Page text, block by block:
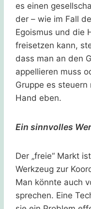
es einen
der – wie im Fall
Egoismus und die
freisetzen kann,
dass man an den
appellieren muss
Gruppe es
Hand eben.
Ein sinnvolles
Der „freie“ Markt
Werkzeug zur
Man könnte auch
sprechen. Eine